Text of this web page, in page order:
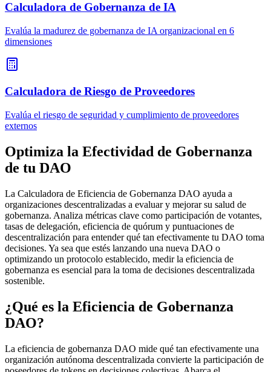
Calculadora de Gobernanza de IA
Evalúa la madurez de gobernanza de IA organizacional en 6
dimensiones
Calculadora de Riesgo de Proveedores
Evalúa el riesgo de seguridad y cumplimiento de proveedores
externos
Optimiza la Efectividad de Gobernanza
de tu DAO
La Calculadora de Eficiencia de Gobernanza DAO ayuda a
organizaciones descentralizadas a evaluar y mejorar su salud de
gobernanza. Analiza métricas clave como participación de votantes,
tasas de delegación, eficiencia de quórum y puntuaciones de
descentralización para entender qué tan efectivamente tu DAO toma
decisiones. Ya sea que estés lanzando una nueva DAO o
optimizando un protocolo establecido, medir la eficiencia de
gobernanza es esencial para la toma de decisiones descentralizada
sostenible.
¿Qué es la Eficiencia de Gobernanza
DAO?
La eficiencia de gobernanza DAO mide qué tan efectivamente una
organización autónoma descentralizada convierte la participación de